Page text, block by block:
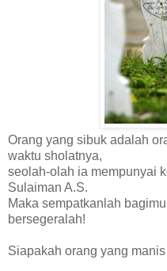
Orang yang sibuk adalah
waktu sholatnya,
seolah-olah ia mempunyai
Sulaiman A.S.
Maka sempatkanlah
bersegeralah!
Siapakah orang yang